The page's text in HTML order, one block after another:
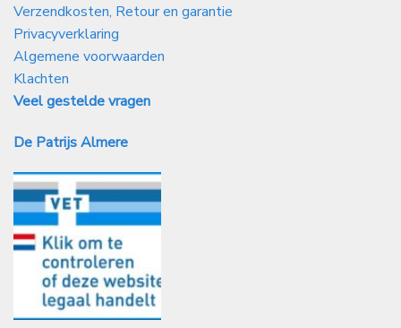
Verzendkosten, Retour en garantie
Privacyverklaring
Algemene voorwaarden
Klachten
Veel gestelde vragen
De Patrijs Almere